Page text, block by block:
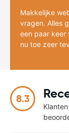
Makkelijke
vragen. Alles
een paar keer
nu toe zeer
8.3